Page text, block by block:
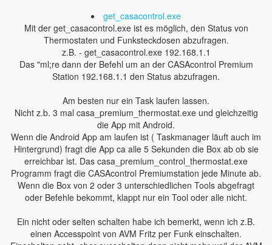
get_casacontrol.exe
Mit der get_casacontrol.exe ist es möglich, den Status von
Thermostaten und Funksteckdosen abzufragen.
z.B. - get_casacontrol.exe 192.168.1.1
Das "ml;re dann der Befehl um an der CASAcontrol Premium
Station 192.168.1.1 den Status abzufragen.
Am besten nur ein Task laufen lassen.
Nicht z.b. 3 mal casa_premium_thermostat.exe und gleichzeitig
die App mit Android.
Wenn die Android App am laufen ist ( Taskmanager läuft auch im
Hintergrund) fragt die App ca alle 5 Sekunden die Box ab ob sie
erreichbar ist. Das casa_premium_control_thermostat.exe
Programm fragt die CASAcontrol Premiumstation jede Minute ab.
Wenn die Box von 2 oder 3 unterschiedlichen Tools abgefragt
oder Befehle bekommt, klappt nur ein Tool oder alle nicht.
Ein nicht oder selten schalten habe ich bemerkt, wenn ich z.B.
einen Accesspoint von AVM Fritz per Funk einschalten.